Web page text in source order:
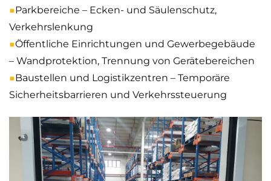
■Parkbereiche – Ecken- und Säulenschutz,
Verkehrslenkung
■Öffentliche Einrichtungen und Gewerbegebäude
– Wandprotektion, Trennung von Gerätebereichen
■Baustellen und Logistikzentren – Temporäre
Sicherheitsbarrieren und Verkehrssteuerung